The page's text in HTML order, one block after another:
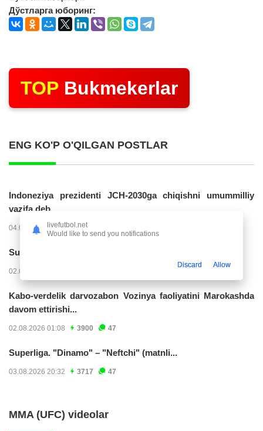
Дўстларга юборинг:
TOP Bukmekerlar
ENG KO'P O'QILGAN POSTLAR
Indoneziya prezidenti JCH-2030ga chiqishni umummilliy
vazifa deb...
04.08.2026 02:11 14220
Superliga. “Buxoro” - “Lokomotiv”...
02.08.2026 03:08
Kabo-verdelik darvozabon Vozinya faoliyatini Marokashda
davom ettirishi...
02.08.2026 01:08 3900 47
Superliga. "Dinamo" – "Neftchi" (matnli...
03.08.2026 20:32 3717 47
MMA (UFC) videolar
livefutbol.net
Would like to send you notifications
Discard Allow